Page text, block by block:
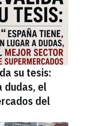
su tesis:
dudas, el
del